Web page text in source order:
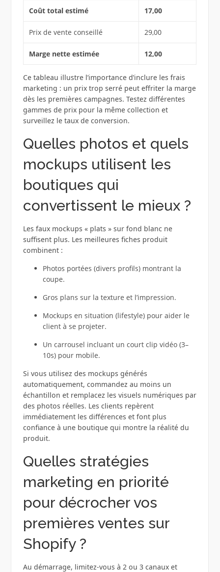
Coût total estimé 17,00
Prix de vente conseillé 29,00
Marge nette estimée 12,00
Ce tableau illustre l’importance d’inclure les frais
marketing : un prix trop serré peut effriter la marge
dès les premières campagnes. Testez différentes
gammes de prix pour la même collection et
surveillez le taux de conversion.
Quelles photos et quels
mockups utilisent les
boutiques qui
convertissent le mieux ?
Les faux mockups « plats » sur fond blanc ne
suffisent plus. Les meilleures fiches produit
combinent :
Photos portées (divers profils) montrant la
coupe.
Gros plans sur la texture et l’impression.
Mockups en situation (lifestyle) pour aider le
client à se projeter.
Un carrousel incluant un court clip vidéo (3–
10s) pour mobile.
Si vous utilisez des mockups générés
automatiquement, commandez au moins un
échantillon et remplacez les visuels numériques par
des photos réelles. Les clients repèrent
immédiatement les différences et font plus
confiance à une boutique qui montre la réalité du
produit.
Quelles stratégies
marketing en priorité
pour décrocher vos
premières ventes sur
Shopify ?
Au démarrage, limitez-vous à 2 ou 3 canaux et